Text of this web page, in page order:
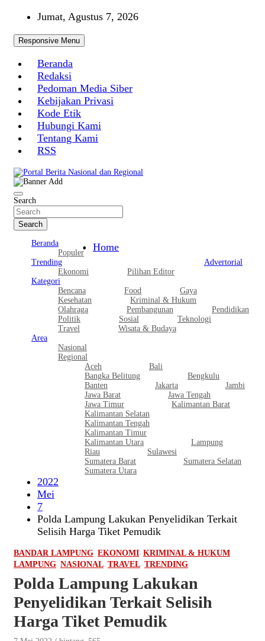
content
Jumat, Agustus 7, 2026
Responsive Menu
Beranda
Redaksi
Pedoman Media Siber
Kebijakan Privasi
Kode Etik
Hubungi Kami
Tentang Kami
RSS
Portal Berita Nasional dan Regional
Search
Search
Beranda
Populer
Trending
Ekonomi
Pilihan Editor
Advertorial
Kategori
Bencana
Food
Gaya
Kesehatan
Kriminal & Hukum
Olahraga
Pembangunan
Pendidikan
Politik
Sosial
Teknologi
Travel
Wisata & Budaya
Area
Nasional
Regional
Aceh
Bali
Bangka Belitung
Bengkulu
Banten
Jakarta
Jambi
Jawa Barat
Jawa Tengah
Jawa Timur
Kalimantan Barat
Kalimantan Selatan
Kalimantan Tengah
Kalimantan Timur
Kalimantan Utara
Lampung
Riau
Sulawesi
Sumatera Barat
Sumatera Selatan
Sumatera Utara
Home
2022
Mei
7
Polda Lampung Lakukan Penyelidikan Terkait
Selisih Harga Tiket Pemudik
BANDAR LAMPUNG EKONOMI KRIMINAL & HUKUM
LAMPUNG NASIONAL TRAVEL TRENDING
Polda Lampung Lakukan
Penyelidikan Terkait Selisih
Harga Tiket Pemudik